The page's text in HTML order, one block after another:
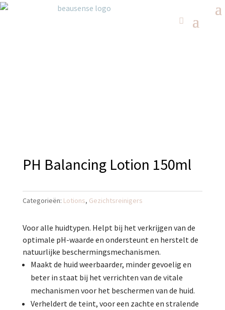
PH Balancing Lotion 150ml
Categorieën: Lotions, Gezichtsreinigers
Voor alle huidtypen. Helpt bij het verkrijgen van de
optimale pH-waarde en ondersteunt en herstelt de
natuurlijke beschermingsmechanismen.
Maakt de huid weerbaarder, minder gevoelig en
beter in staat bij het verrichten van de vitale
mechanismen voor het beschermen van de huid.
Verheldert de teint, voor een zachte en stralende